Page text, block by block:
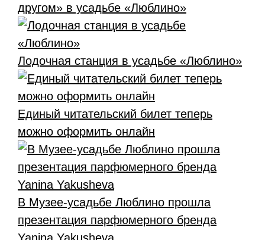
другом» в усадьбе «Люблино»
Лодочная станция в усадьбе «Люблино»
Единый читательский билет теперь
можно оформить онлайн
В Музее-усадьбе Люблино прошла
презентация парфюмерного бренда